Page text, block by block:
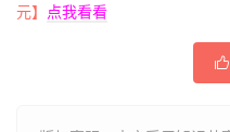
元】
点我看看
